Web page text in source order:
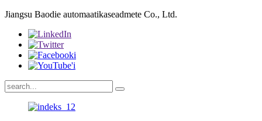
Jiangsu Baodie automaatikaseadmete Co., Ltd.